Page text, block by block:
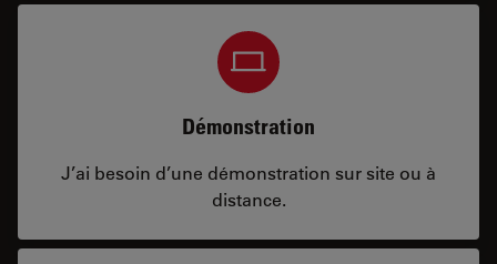
Démonstration
J’ai besoin d’une démonstration sur site ou à
distance.